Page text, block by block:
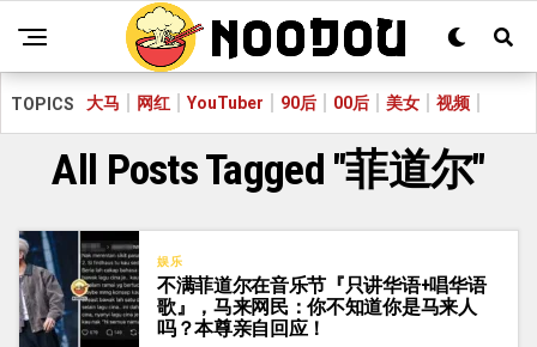
TOPICS 大马 网红 YouTuber 90后 00后 美女 视频
All Posts Tagged "菲道尔"
娱乐
不满菲道尔在音乐节『只讲华语+唱华语
歌』，马来网民：你不知道你是马来人
吗？本尊亲自回应！